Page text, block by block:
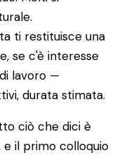
ti restituisce una
se c'è interesse
lavoro —
durata stimata.
ciò che dici è
il primo colloquio